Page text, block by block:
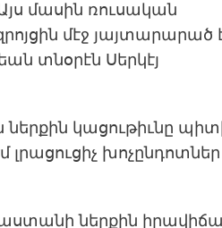
մասին ռուսական
մէջ յայտարարած
տնօրէն Սերկէյ
ներքին կացութիւնը
խոչընդոտներ
ներքին